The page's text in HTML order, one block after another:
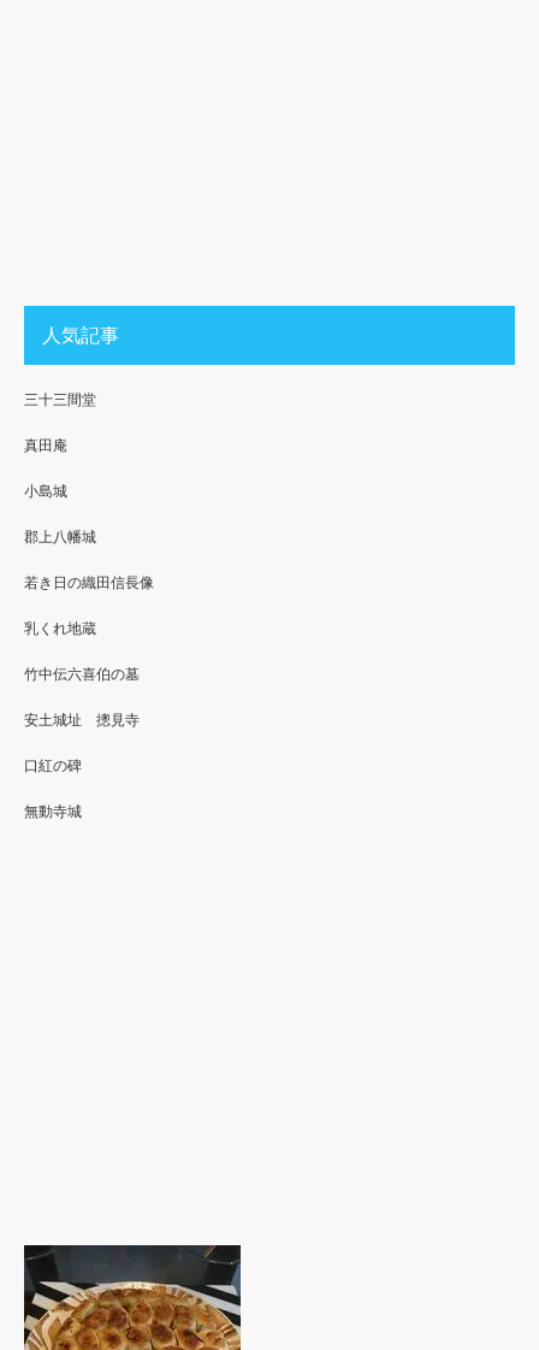
人気記事
三十三間堂
真田庵
小島城
郡上八幡城
若き日の織田信長像
乳くれ地蔵
竹中伝六喜伯の墓
安土城址 摠見寺
口紅の碑
無動寺城